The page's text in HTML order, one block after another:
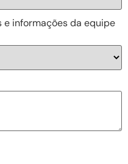
informações da equipe